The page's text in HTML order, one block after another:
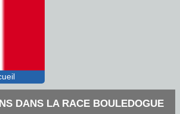
DANS LA RACE BOULEDOGUE